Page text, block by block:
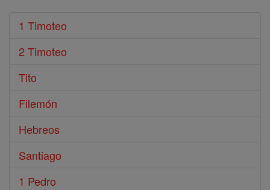
1 Timoteo
2 Timoteo
Tito
Filemón
Hebreos
Santiago
1 Pedro